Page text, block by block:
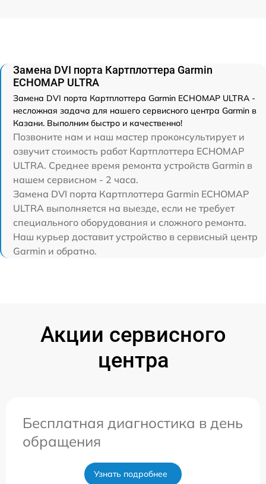
Замена DVI порта Картплоттера Garmin
ECHOMAP ULTRA
Замена DVI порта Картплоттера Garmin ECHOMAP ULTRA -
несложная задача для нашего сервисного центра Garmin в
Казани. Выполним быстро и качественно!
Позвоните нам и наш мастер проконсультирует и
озвучит стоимость работ Картплоттера ECHOMAP
ULTRA. Среднее время ремонта устройств Garmin в
нашем сервисном - 2 часа.
Замена DVI порта Картплоттера Garmin ECHOMAP
ULTRA выполняется на выезде, если не требует
специального оборудования и сложного ремонта.
Наш курьер доставит устройство в сервисный центр
Garmin и обратно.
Акции сервисного
центра
Бесплатная диагностика в день
обращения
Узнать подробнее